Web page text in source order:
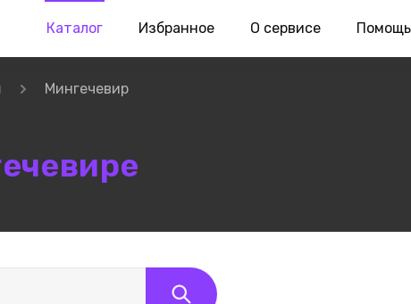
Каталог Избранное О сервисе Помощь
Мингечевир